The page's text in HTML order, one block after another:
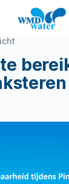
WMD
Drinkwater